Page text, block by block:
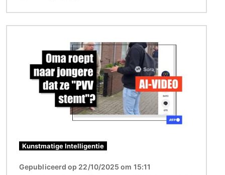
Kunstmatige Intelligentie
Gepubliceerd op 22/10/2025 om 15:11